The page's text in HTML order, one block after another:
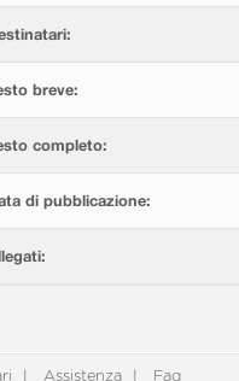
breve:
completo:
di pubblicazione:
Assistenza Faq